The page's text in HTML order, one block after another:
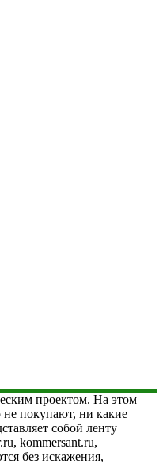
проектом. На этом
не покупают, ни какие
собой ленту
kommersant.ru,
без искажения,